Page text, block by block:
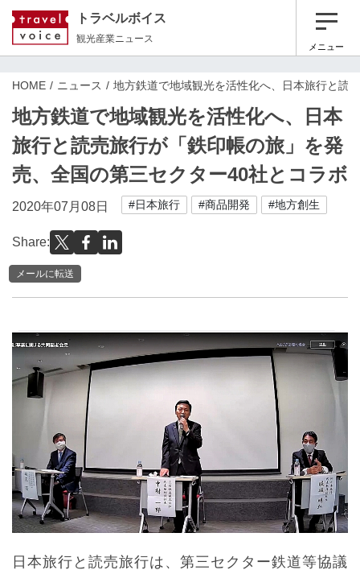
トラベルボイス
観光産業ニュース
メニュー
HOME ニュース 地方鉄道で地域観光を活性化へ、日本旅行と読
地方鉄道で地域観光を活性化へ、日本
旅行と読売旅行が「鉄印帳の旅」を発
売、全国の第三セクター40社とコラボ
2020年07月08日 #日本旅行 #商品開発 #地方創生
Share:
メールに転送
日本旅行と読売旅行は、第三セクター鉄道等協議